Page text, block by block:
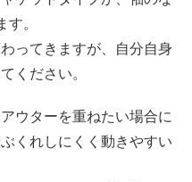
。
ってきますが、自分自身
ください。
ウターを重ねたい場合に
くれしにくく動きやすい